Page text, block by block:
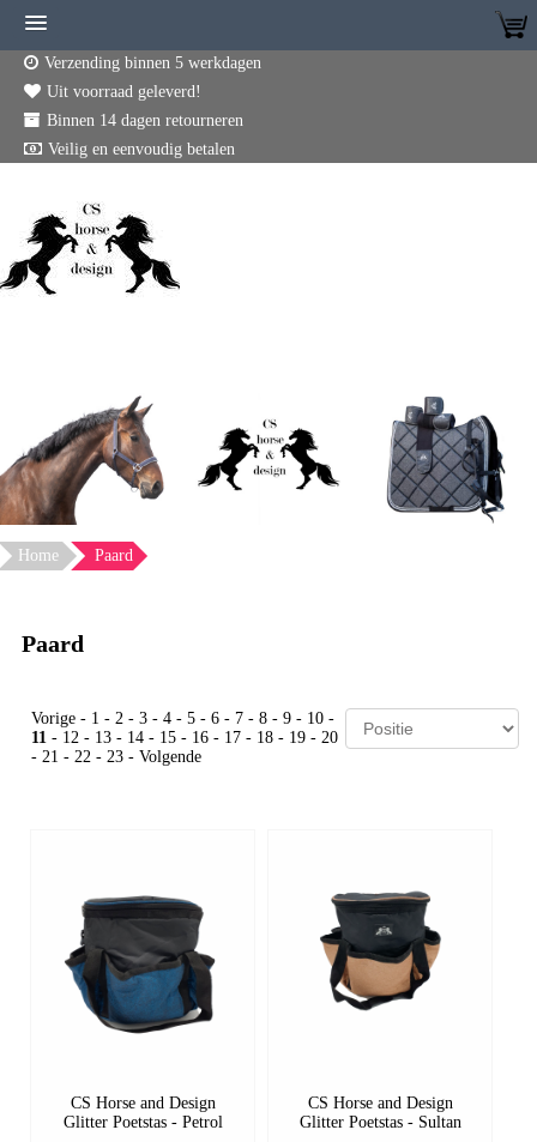
Verzending binnen 5 werkdagen
Uit voorraad geleverd!
Binnen 14 dagen retourneren
Veilig en eenvoudig betalen
Home Paard
Paard
Vorige - 1 - 2 - 3 - 4 - 5 - 6 - 7 - 8 - 9 - 10 -
11 - 12 - 13 - 14 - 15 - 16 - 17 - 18 - 19 - 20
- 21 - 22 - 23 - Volgende
CS Horse and Design
Glitter Poetstas - Petrol
CS Horse and Design
Glitter Poetstas - Sultan